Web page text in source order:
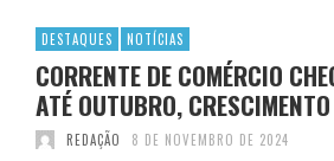
DESTAQUES NOTÍCIAS
CORRENTE DE COMÉRCIO
ATÉ OUTUBRO,
REDAÇÃO 8 DE NOVEMBRO DE 2024